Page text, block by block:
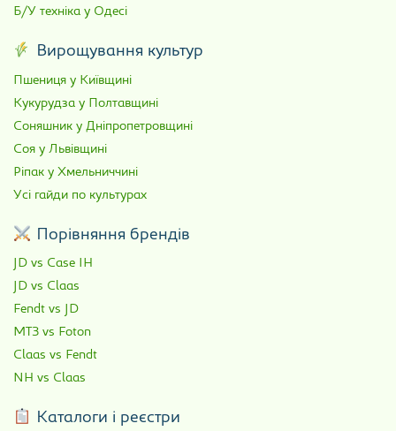
Б/У техніка у Одесі
Вирощування культур
Пшениця у Київщині
Кукурудза у Полтавщині
Соняшник у Дніпропетровщині
Соя у Львівщині
Ріпак у Хмельниччині
Усі гайди по культурах
Порівняння брендів
JD vs Case IH
JD vs Claas
Fendt vs JD
МТЗ vs Foton
Claas vs Fendt
NH vs Claas
Каталоги і реєстри